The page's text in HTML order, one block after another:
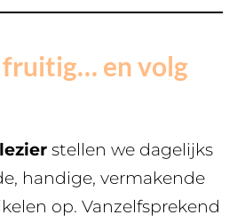
en volg
stellen we dagelijks
handige, vermakende
op. Vanzelfsprekend